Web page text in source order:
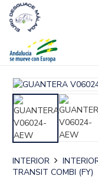
INTERIOR
TRANSIT COMBI (FY)